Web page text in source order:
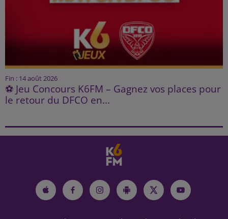
Fin : 14 août 2026
⚽ Jeu Concours K6FM – Gagnez vos places pour
le retour du DFCO en...